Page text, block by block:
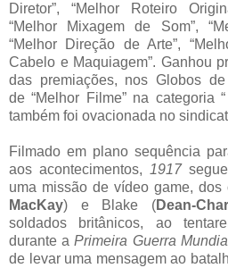
Diretor”, “Melhor Roteiro
“Melhor Mixagem de Som”,
“Melhor Direção de Arte”,
Cabelo e Maquiagem”. Ganhou
das premiações, nos Globos
de“Melhor Filme” na categoria “
também foi ovacionada no
Filmado em plano sequência
aos acontecimentos, 1917segue
uma missão de vídeo game, dos
MacKay) e Blake (Dean-
soldados britânicos, ao
durante aPrimeira Guerra
de levar uma mensagem ao